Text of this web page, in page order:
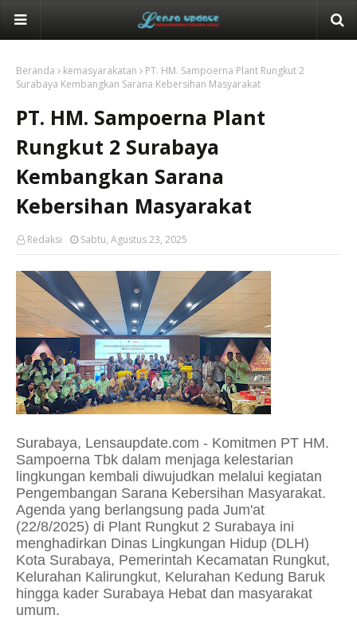
Beranda kemasyarakatan
PT. HM. Sampoerna Plant Rungkut 2
Surabaya Kembangkan Sarana Kebersihan Masyarakat
PT. HM. Sampoerna Plant
Rungkut 2 Surabaya
Kembangkan Sarana
Kebersihan Masyarakat
Redaksi Sabtu, Agustus 23, 2025
Surabaya, Lensaupdate.com - Komitmen PT HM.
Sampoerna Tbk dalam menjaga kelestarian
lingkungan kembali diwujudkan melalui kegiatan
Pengembangan Sarana Kebersihan Masyarakat.
Agenda yang berlangsung pada Jum'at
(22/8/2025) di Plant Rungkut 2 Surabaya ini
menghadirkan Dinas Lingkungan Hidup (DLH)
Kota Surabaya, Pemerintah Kecamatan Rungkut,
Kelurahan Kalirungkut, Kelurahan Kedung Baruk
hingga kader Surabaya Hebat dan masyarakat
umum.